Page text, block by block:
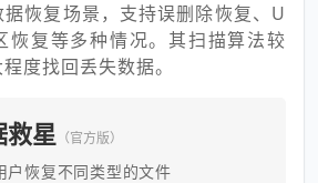
据恢复场景，支持误删除恢复、U
恢复等多种情况。其扫描算法较
度找回丢失数据。
救星 （官方版）
户恢复不同类型的文件